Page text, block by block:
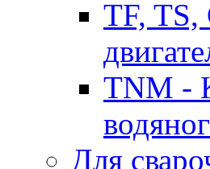
TF, TS,
TNM -
Для